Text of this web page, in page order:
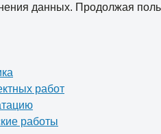
данных. Продолжая
работ
работы